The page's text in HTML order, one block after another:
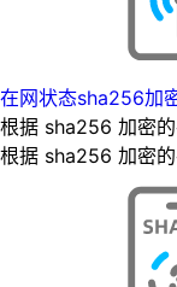
在网状态sha256加
根据 sha256 加密
根据 sha256 加密